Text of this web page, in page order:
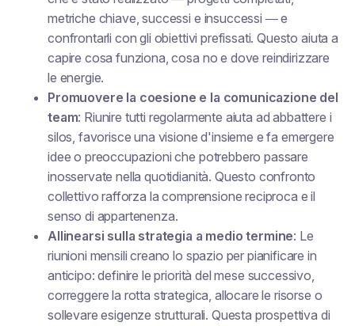
metriche chiave, successi e insuccessi — e
confrontarli con gli obiettivi prefissati. Questo aiuta a
capire cosa funziona, cosa no e dove reindirizzare
le energie.
Promuovere la coesione e la comunicazione del
team: Riunire tutti regolarmente aiuta ad abbattere i
silos, favorisce una visione d'insieme e fa emergere
idee o preoccupazioni che potrebbero passare
inosservate nella quotidianità. Questo confronto
collettivo rafforza la comprensione reciproca e il
senso di appartenenza.
Allinearsi sulla strategia a medio termine: Le
riunioni mensili creano lo spazio per pianificare in
anticipo: definire le priorità del mese successivo,
correggere la rotta strategica, allocare le risorse o
sollevare esigenze strutturali. Questa prospettiva di